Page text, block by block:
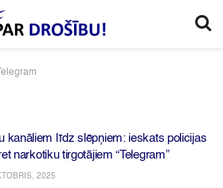
Telegram
kanāliem līdz slēpņiem: ieskats policijas
narkotiku tirgotājiem “Telegram”
2025